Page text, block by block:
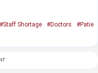
#Staff Shortage #Doctors
#Patie